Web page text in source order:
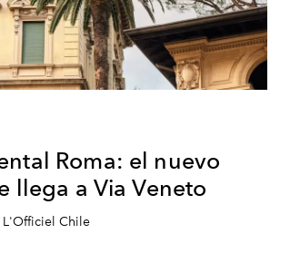
Roma: el nuevo
llega a Via Veneto
Chile